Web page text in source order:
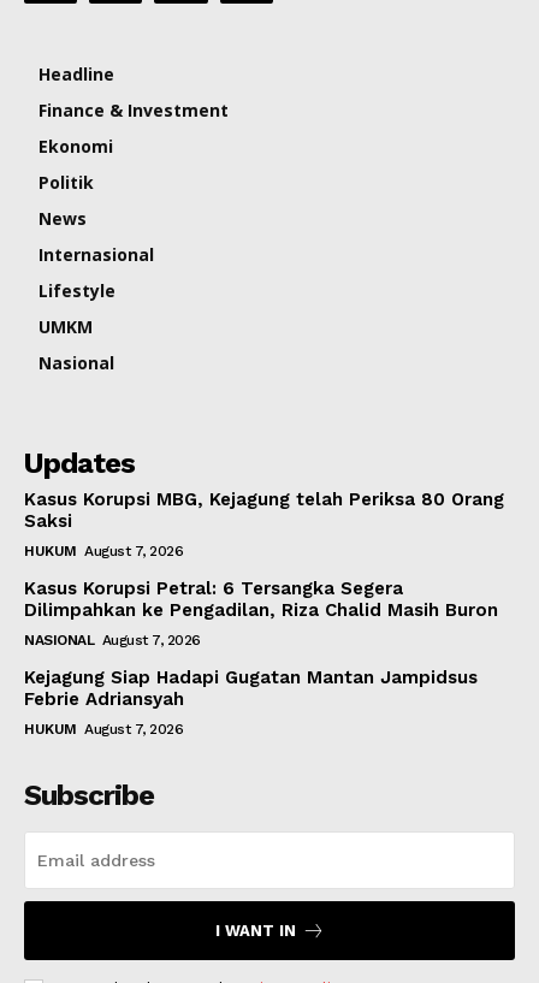
Headline
Finance & Investment
Ekonomi
Politik
News
Internasional
Lifestyle
UMKM
Nasional
Updates
Kasus Korupsi MBG, Kejagung telah Periksa 80 Orang
Saksi
HUKUM August 7, 2026
Kasus Korupsi Petral: 6 Tersangka Segera
Dilimpahkan ke Pengadilan, Riza Chalid Masih Buron
NASIONAL August 7, 2026
Kejagung Siap Hadapi Gugatan Mantan Jampidsus
Febrie Adriansyah
HUKUM August 7, 2026
Subscribe
I WANT IN